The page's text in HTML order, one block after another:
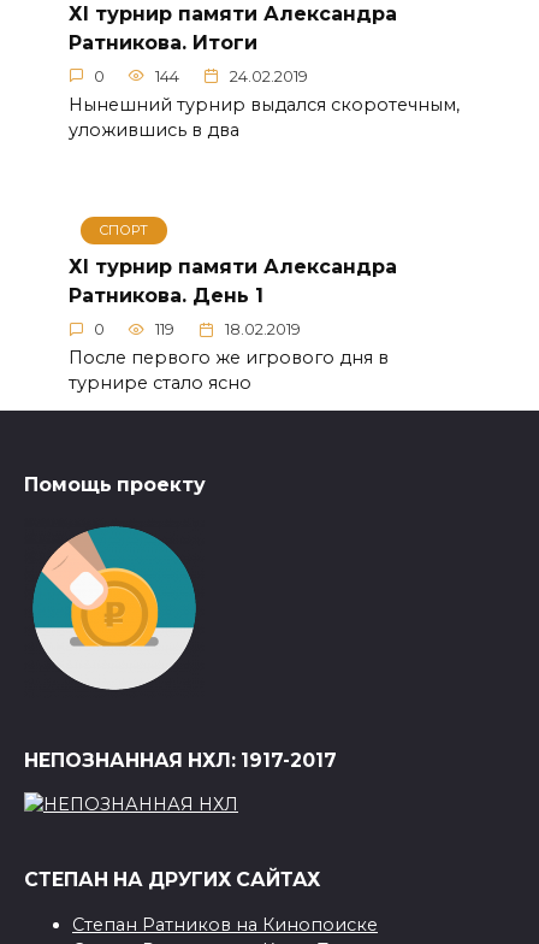
ХI турнир памяти Александра
Ратникова. Итоги
0 144 24.02.2019
Нынешний турнир выдался скоротечным,
уложившись в два
СПОРТ
ХI турнир памяти Александра
Ратникова. День 1
0 119 18.02.2019
После первого же игрового дня в
турнире стало ясно
Помощь проекту
НЕПОЗНАННАЯ НХЛ: 1917-2017
СТЕПАН НА ДРУГИХ САЙТАХ
Степан Ратников на Кинопоиске